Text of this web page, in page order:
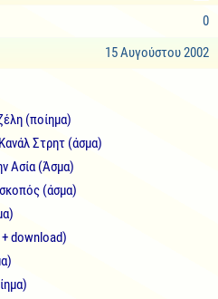
0
15 Αυγούστου 2002
(ποίημα)
Στρητ (άσμα)
Ασία (Άσμα)
(άσμα)
download)